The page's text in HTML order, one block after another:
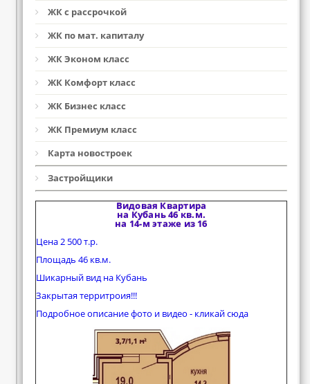
ЖК с рассрочкой
ЖК по мат. капиталу
ЖК Эконом класс
ЖК Комфорт класс
ЖК Бизнес класс
ЖК Премиум класс
Карта новостроек
Застройщики
Видовая Квартира
на Кубань 46 кв.м.
на 14-м этаже из 16
Цена 2 500 т.р.
Площадь 46 кв.м.
Шикарный вид на Кубань
Закрытая территроия!!!
Подробное описание фото и видео - кликай сюда